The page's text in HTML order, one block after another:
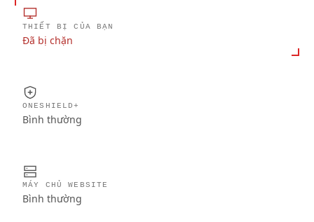
THIẾT BỊ CỦA BẠN
Đã bị chặn
ONESHIELD+
Bình thường
MÁY CHỦ WEBSITE
Bình thường